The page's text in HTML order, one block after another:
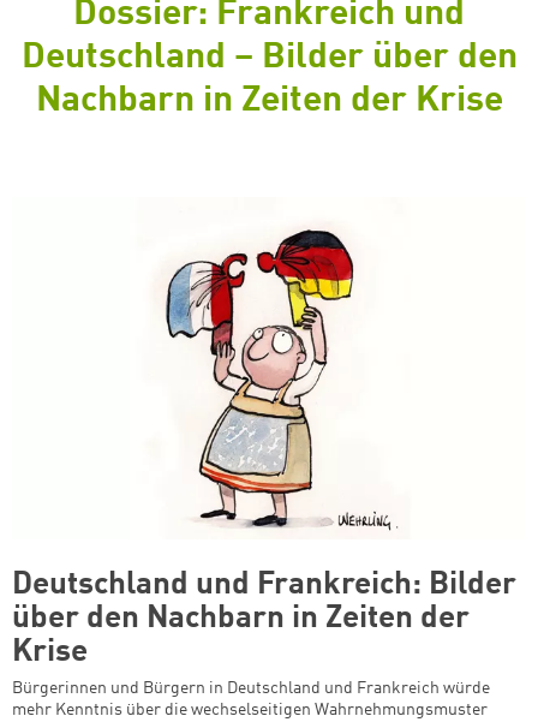
Dossier: Frankreich und
Deutschland – Bilder über den
Nachbarn in Zeiten der Krise
Deutschland und Frankreich: Bilder
über den Nachbarn in Zeiten der
Krise
Bürgerinnen und Bürgern in Deutschland und Frankreich würde
mehr Kenntnis über die wechselseitigen Wahrnehmungsmuster